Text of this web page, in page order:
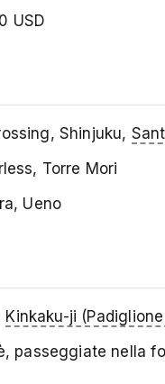
USD
Shinjuku,
Torre Mori
Ueno
Kinkaku-ji
passeggiate nella